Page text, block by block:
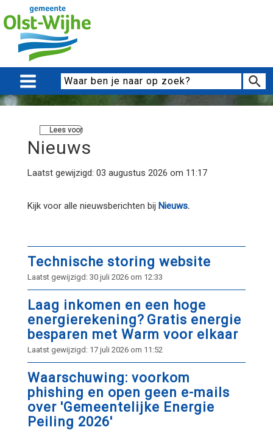
Lees voor
Nieuws
Laatst gewijzigd: 03 augustus 2026 om 11:17
Kijk voor alle nieuwsberichten bij Nieuws.
Technische storing website
Laatst gewijzigd: 30 juli 2026 om 12:33
Laag inkomen en een hoge
energierekening? Gratis energie
besparen met Warm voor elkaar
Laatst gewijzigd: 17 juli 2026 om 11:52
Waarschuwing: voorkom
phishing en open geen e-mails
over 'Gemeentelijke Energie
Peiling 2026'